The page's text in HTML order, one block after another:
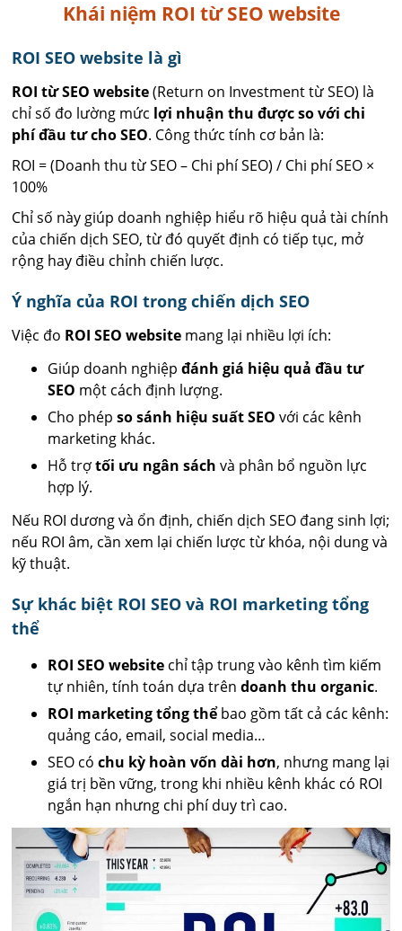
Khái niệm ROI từ SEO website
ROI SEO website là gì
ROI từ SEO website(Return on Investment từ SEO) là
chỉ số đo lường mức lợi nhuận thu được so với chi
phí đầu tư cho SEO. Công thức tính cơ bản là:
ROI = (Doanh thu từ SEO – Chi phí SEO) / Chi phí SEO ×
100%
Chỉ số này giúp doanh nghiệp hiểu rõ hiệu quả tài chính
của chiến dịch SEO, từ đó quyết định có tiếp tục, mở
rộng hay điều chỉnh chiến lược.
Ý nghĩa của ROI trong chiến dịch SEO
Việc đo ROI SEO website mang lại nhiều lợi ích:
Giúp doanh nghiệpđánh giá hiệu quả đầu tư
SEO một cách định lượng.
Cho phépso sánh hiệu suất SEO với các kênh
marketing khác.
Hỗ trợtối ưu ngân sách và phân bổ nguồn lực
hợp lý.
Nếu ROI dương và ổn định, chiến dịch SEO đang sinh lợi;
nếu ROI âm, cần xem lại chiến lược từ khóa, nội dung và
kỹ thuật.
Sự khác biệt ROI SEO và ROI marketing tổng
thể
ROI SEO website chỉ tập trung vào kênh tìm kiếm
tự nhiên, tính toán dựa trêndoanh thu organic.
ROI marketing tổng thểbao gồm tất cả các kênh:
quảng cáo, email, social media…
SEO cóchu kỳ hoàn vốn dài hơn, nhưng mang lại
giá trị bền vững, trong khi nhiều kênh khác có ROI
ngắn hạn nhưng chi phí duy trì cao.